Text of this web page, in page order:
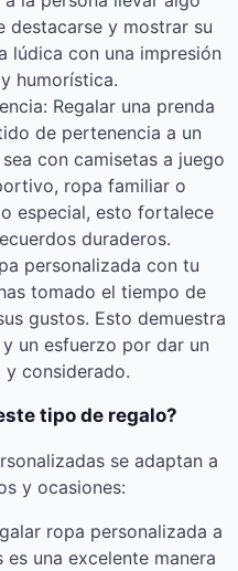
destacarse y mostrar su
lúdica con una impresión
humorística.
Regalar una prenda
de pertenencia a un
con camisetas a juego
ropa familiar o
especial, esto fortalece
duraderos.
personalizada con tu
tomado el tiempo de
gustos. Esto demuestra
un esfuerzo por dar un
y considerado.
tipo de regalo?
se adaptan a
y ocasiones:
ropa personalizada a
una excelente manera